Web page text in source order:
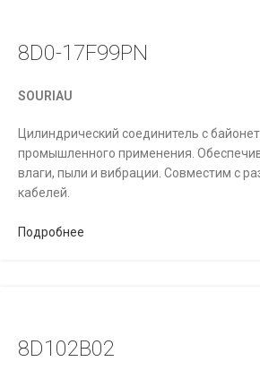
8D0-17F99PN
SOURIAU
Цилиндрический соединитель с
промышленного применения.
влаги, пыли и вибрации. Совместим с
кабелей.
Подробнее
8D102B02